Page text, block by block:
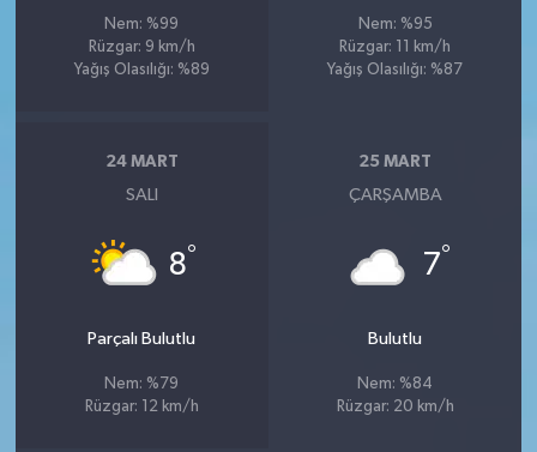
Nem: %99
Rüzgar: 9 km/h
Yağış Olasılığı: %89
Nem: %95
Rüzgar: 11 km/h
Yağış Olasılığı: %87
24 MART
SALI
8°
Parçalı Bulutlu
Nem: %79
Rüzgar: 12 km/h
25 MART
ÇARŞAMBA
7°
Bulutlu
Nem: %84
Rüzgar: 20 km/h